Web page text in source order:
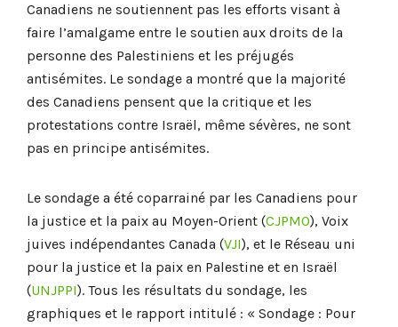
Canadiens ne soutiennent pas les efforts visant à
faire l’amalgame entre le soutien aux droits de la
personne des Palestiniens et les préjugés
antisémites. Le sondage a montré que la majorité
des Canadiens pensent que la critique et les
protestations contre Israël, même sévères, ne sont
pas en principe antisémites.
Le sondage a été coparrainé par les Canadiens pour
la justice et la paix au Moyen-Orient (CJPMO), Voix
juives indépendantes Canada (VJI), et le Réseau uni
pour la justice et la paix en Palestine et en Israël
(UNJPPI). Tous les résultats du sondage, les
graphiques et le rapport intitulé : « Sondage : Pour